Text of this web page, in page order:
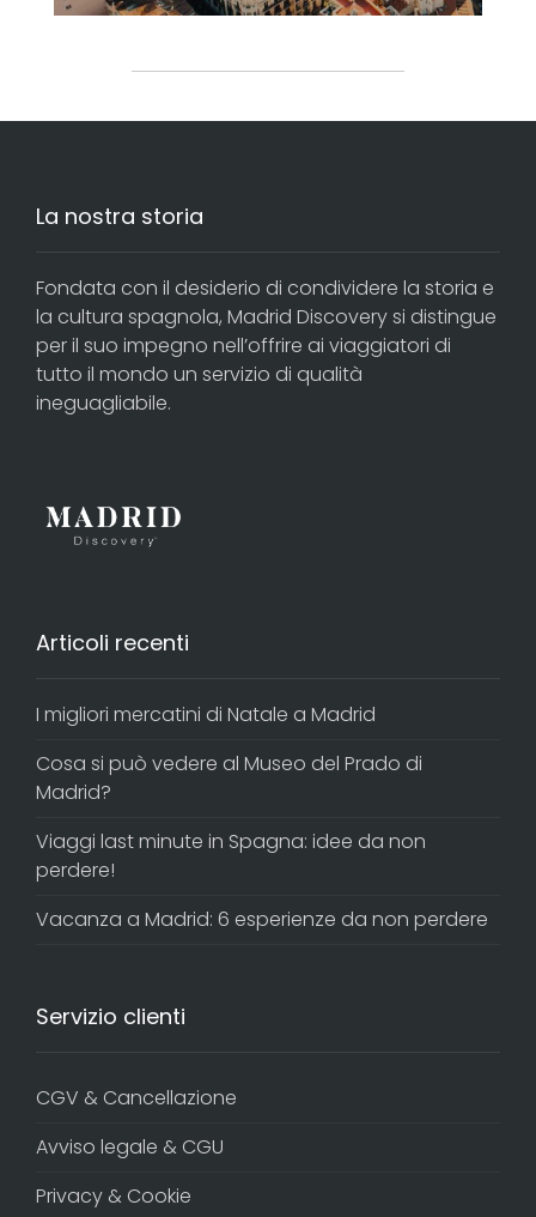
La nostra storia
Fondata con il desiderio di condividere la storia e
la cultura spagnola, Madrid Discovery si distingue
per il suo impegno nell’offrire ai viaggiatori di
tutto il mondo un servizio di qualità
ineguagliabile.
Articoli recenti
I migliori mercatini di Natale a Madrid
Cosa si può vedere al Museo del Prado di
Madrid?
Viaggi last minute in Spagna: idee da non
perdere!
Vacanza a Madrid: 6 esperienze da non perdere
Servizio clienti
CGV & Cancellazione
Avviso legale & CGU
Privacy & Cookie